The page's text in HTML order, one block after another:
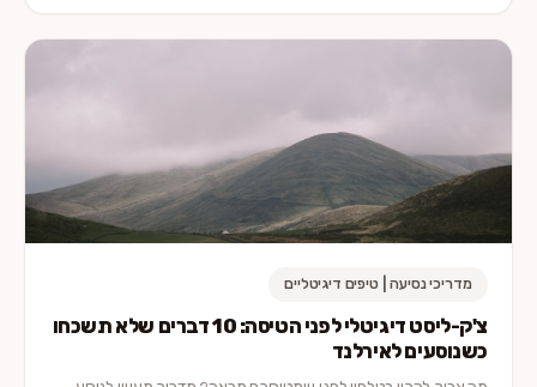
מדריכי נסיעה | טיפים דיגיטליים
צ'ק-ליסט דיגיטלי לפני הטיסה: 10 דברים שלא תשכחו
כשנוסעים לאירלנד